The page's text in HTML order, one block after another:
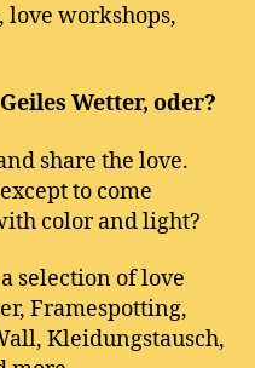
love workshops,
Wetter, oder?
share the love.
to come
color and light?
selection of love
Framespotting,
Kleidungstausch,